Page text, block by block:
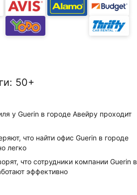
: 50+
у Guerin в городе Авейру проходит
что найти офис Guerin в городе
легко
что сотрудники компании Guerin в
эффективно